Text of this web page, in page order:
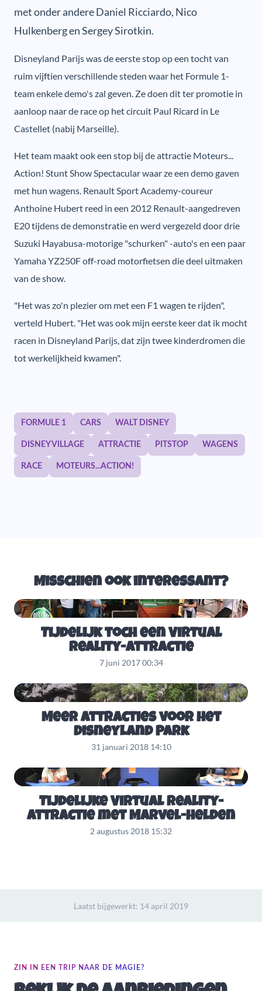
met onder andere Daniel Ricciardo, Nico
Hulkenberg en Sergey Sirotkin.
Disneyland Parijs was de eerste stop op een tocht van
ruim vijftien verschillende steden waar het Formule 1-
team enkele demo's zal geven. Ze doen dit ter promotie in
aanloop naar de race op het circuit Paul Ricard in Le
Castellet (nabij Marseille).
Het team maakt ook een stop bij de attractie Moteurs...
Action! Stunt Show Spectacular waar ze een demo gaven
met hun wagens. Renault Sport Academy-coureur
Anthoine Hubert reed in een 2012 Renault-aangedreven
E20 tijdens de demonstratie en werd vergezeld door drie
Suzuki Hayabusa-motorige "schurken" -auto's en een paar
Yamaha YZ250F off-road motorfietsen die deel uitmaken
van de show.
"Het was zo'n plezier om met een F1 wagen te rijden",
verteld Hubert. "Het was ook mijn eerste keer dat ik mocht
racen in Disneyland Parijs, dat zijn twee kinderdromen die
tot werkelijkheid kwamen".
FORMULE 1 CARS WALT DISNEY
DISNEY VILLAGE ATTRACTIE PITSTOP WAGENS
RACE MOTEURS...ACTION!
Misschien ook interessant?
Tijdelijk toch een Virtual
Reality-attractie
7 juni 2017 00:34
Meer attracties voor het
Disneyland Park
31 januari 2018 14:10
Tijdelijke Virtual Reality-
attractie met Marvel-helden
2 augustus 2018 15:32
Laatst bijgewerkt: 14 april 2019
ZIN IN EEN TRIP NAAR DE MAGIE?